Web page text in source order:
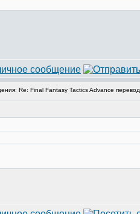
Re: Final Fantasy Tactics Advance перевод